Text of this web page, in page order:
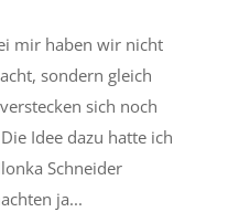
mir haben wir nicht
sondern gleich
sich noch
Idee dazu hatte ich
Schneider
ja...